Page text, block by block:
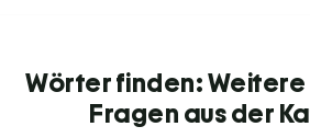
Wörter finden:
Fragen aus der